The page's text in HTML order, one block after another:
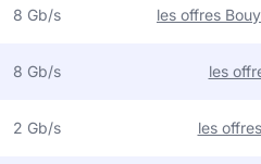
8 Gb/s les offres
8 Gb/s les
2 Gb/s les